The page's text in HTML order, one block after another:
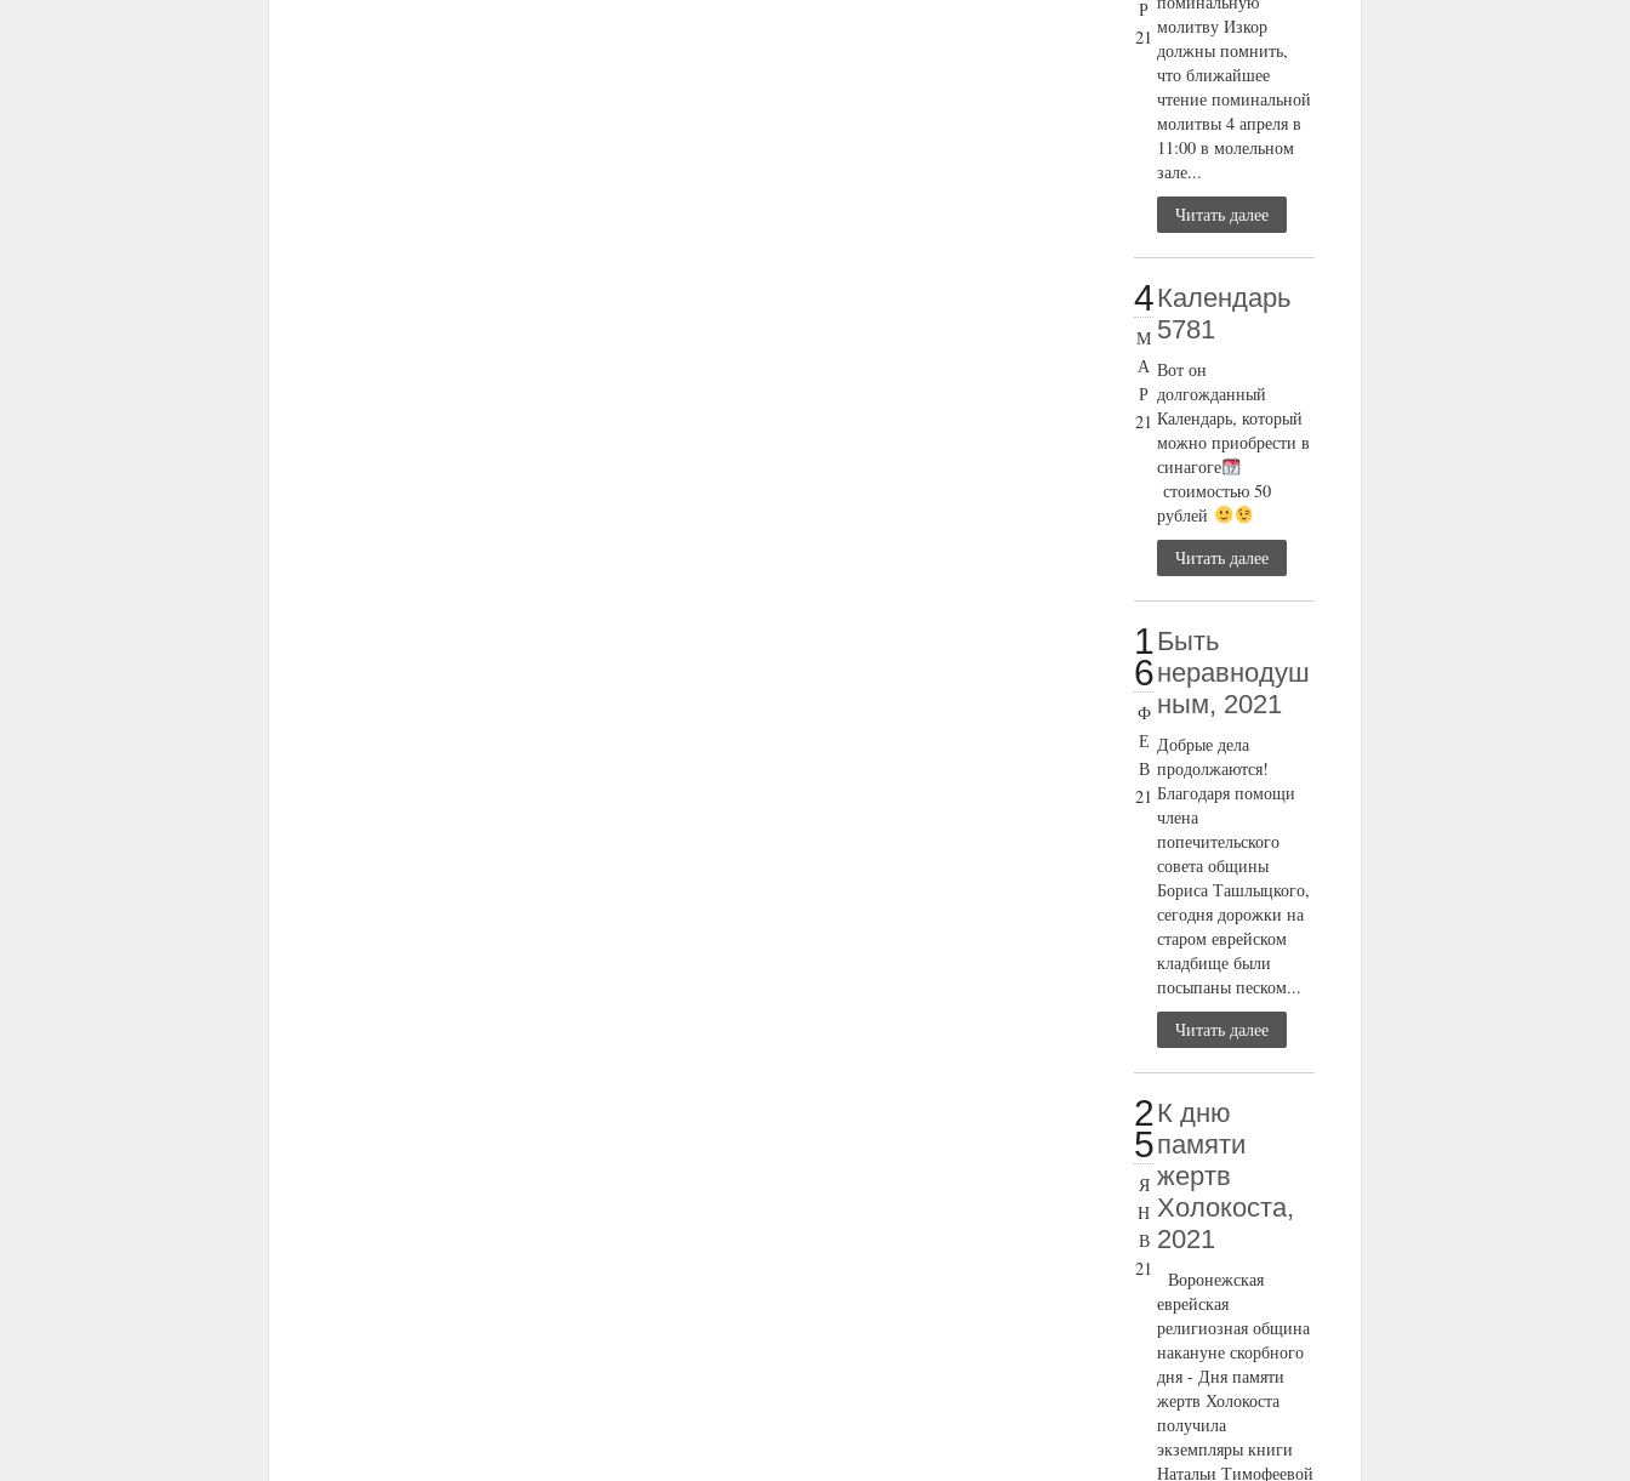
Р
21 молитву Изкор
должны помнить,
что ближайшее
чтение поминальной
молитвы 4 апреля в
11:00 в молельном
зале...
Читать далее
4
М
А
Р
21
Календарь
5781
Вот он
долгожданный
Календарь, который
можно приобрести в
синагоге
стоимостью 50
рублей
Читать далее
1
6
Ф
Е
В
21
Быть
неравнодуш
ным, 2021
Добрые дела
продолжаются!
Благодаря помощи
члена
попечительского
совета общины
Бориса Ташлыцкого,
сегодня дорожки на
старом еврейском
кладбище были
посыпаны песком...
Читать далее
2
5
Я
Н
В
21
К дню
памяти
жертв
Холокоста,
2021
Воронежская
еврейская
религиозная община
накануне скорбного
дня - Дня памяти
жертв Холокоста
получила
экземпляры книги
Натальи Тимофеевой